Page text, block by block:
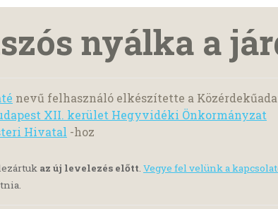
nyálka a
nevű felhasználó elkészítette a
XII. kerület Hegyvidéki Önkormányzat
Hivatal -hoz
az új levelezés előtt. Vegye fel velünk a